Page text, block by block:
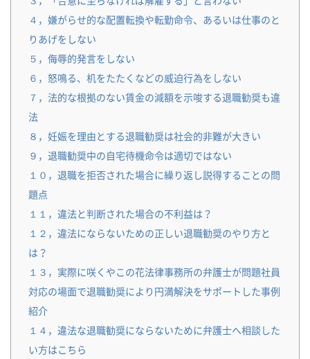
４，嫌がらせ的な配置転換や転勤命令、あるいは仕事のと
りあげをしない
５，侮辱的発言をしない
６，怒鳴る、机をたたくなどの威迫行為をしない
７，法的な根拠のない賃金の減額を示唆する退職勧奨も違
法
８，妊娠を理由とする退職勧奨は社会的非難が大きい
９，退職勧奨中の自宅待機命令は適切ではない
１０，退職を拒否された場合に繰り返し説得することの問
題点
１１，違法と判断された場合の不利益は？
１２，違法にならないための正しい退職勧奨のやり方と
は？
１３，実際に咲くやこの花法律事務所の弁護士が問題社員
対応の場面で退職勧奨により円満解決をサポートした事例
紹介
１４，違法な退職勧奨にならないために弁護士へ相談した
い方はこちら